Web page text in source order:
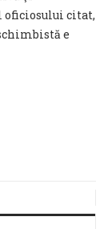
oficiosului citat,
e